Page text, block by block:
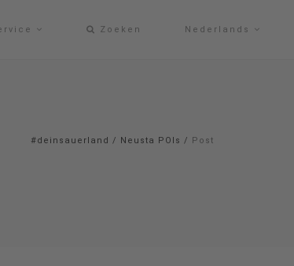
Zoeken Nederlands
#deinsauerland / Neusta POIs / Post